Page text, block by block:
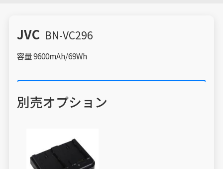
JVC BN-VC296
容量 9600mAh/69Wh
別売オプション